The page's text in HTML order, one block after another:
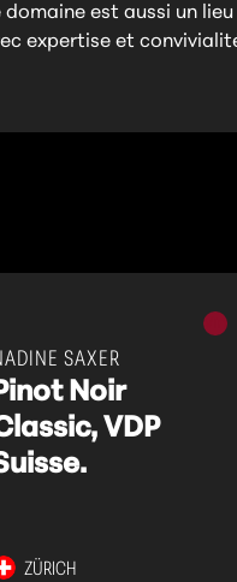
est aussi un lieu
expertise et
Vins
SAXER
Noir
VDP
ZÜRICH